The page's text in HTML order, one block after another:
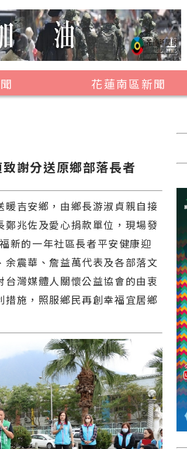
花蓮南區新聞
富里鄉
謝分送原鄉部落長者
吉安鄉，由鄉長游淑貞親自接
兆佐及愛心捐款單位，現場發
新的一年社區長者平安健康迎
震華、詹益萬代表及各部落文
灣媒體人關懷公益協會的由衷
施，照服鄉民再創幸福宜居鄉